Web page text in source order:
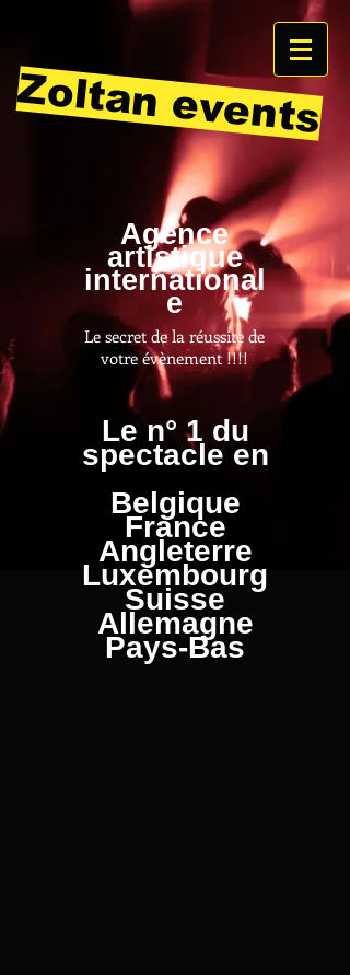
Zoltan events
Agence
artistique
international
e
Le secret de la réussite de
votre évènement !!!!
Le n° 1 du
spectacle en
Belgique
France
Angleterre
Luxembourg
Suisse
Allemagne
Pays-Bas